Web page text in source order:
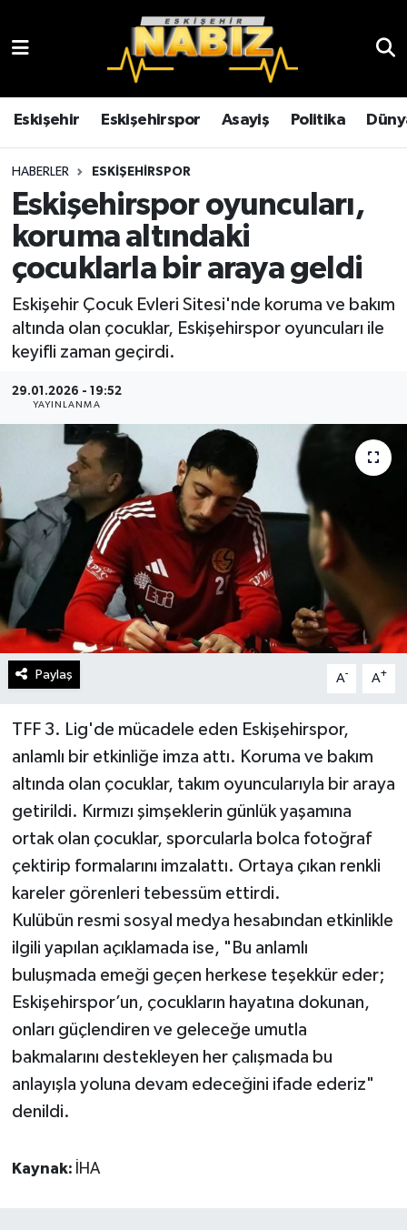
Eskişehir Eskişehirspor Asayiş Politika
HABERLER ESKIŞEHIRSPOR
Eskişehirspor oyuncuları,
koruma altındaki
çocuklarla bir araya geldi
Eskişehir Çocuk Evleri Sitesi'nde koruma ve bakım
altında olan çocuklar, Eskişehirspor oyuncuları ile
keyifli zaman geçirdi.
29.01.2026 - 19:52
YAYINLANMA
Paylaş A- A+
TFF 3. Lig'de mücadele eden Eskişehirspor,
anlamlı bir etkinliğe imza attı. Koruma ve bakım
altında olan çocuklar, takım oyuncularıyla bir araya
getirildi. Kırmızı şimşeklerin günlük yaşamına
ortak olan çocuklar, sporcularla bolca fotoğraf
çektirip formalarını imzalattı. Ortaya çıkan renkli
kareler görenleri tebessüm ettirdi.
Kulübün resmi sosyal medya hesabından etkinlikle
ilgili yapılan açıklamada ise, "Bu anlamlı
buluşmada emeği geçen herkese teşekkür eder;
Eskişehirspor’un, çocukların hayatına dokunan,
onları güçlendiren ve geleceğe umutla
bakmalarını destekleyen her çalışmada bu
anlayışla yoluna devam edeceğini ifade ederiz"
denildi.
Kaynak: İHA
Çevre
Eğitim
Ekonomi
Eskişehir
Eskişehirspor
Genel
Gündem
Kültür Sanat
Magazin
Politika
Sağlık
Spor
Yaşam
Yurttan
Eskişehir Hava Durumu
Eskişehir Trafik Yoğunluk Haritası
TFF 3.Lig 4.Grup Puan Durumu ve Fikstür
Tüm Manşetler
Son Dakika Haberleri
Haber Arşivi